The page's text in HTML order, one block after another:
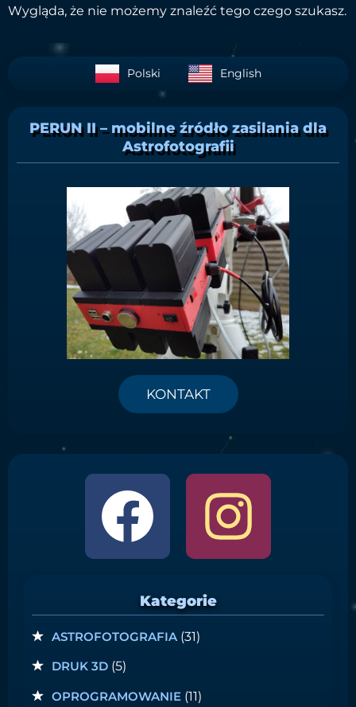
Wygląda, że nie możemy znaleźć tego czego szukasz.
Polski English
PERUN II – mobilne źródło zasilania dla
Astrofotografii
KONTAKT
Kategorie
ASTROFOTOGRAFIA (31)
DRUK 3D (5)
OPROGRAMOWANIE (11)